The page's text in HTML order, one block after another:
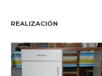
REALIZACIÓN